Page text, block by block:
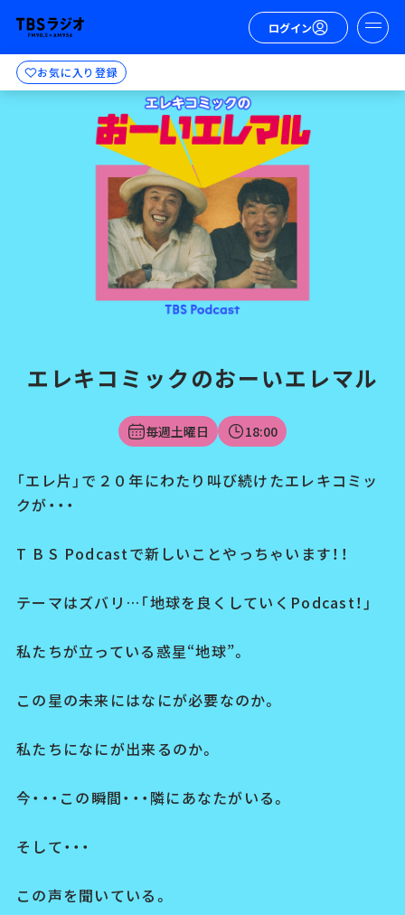
ログイン
お気に入り登録
エレキコミックのおーいエレマル
毎週土曜日 18:00
「エレ片」で２０年にわたり叫び続けたエレキコミッ
クが・・・
T B S Podcastで新しいことやっちゃいます！！
テーマはズバリ…「地球を良くしていくPodcast！」
私たちが立っている惑星“地球”。
この星の未来にはなにが必要なのか。
私たちになにが出来るのか。
今・・・この瞬間・・・隣にあなたがいる。
そして・・・
この声を聞いている。